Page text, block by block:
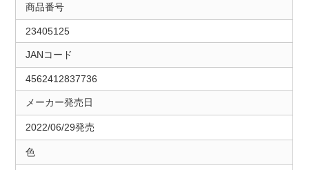
商品番号
23405125
JANコード
4562412837736
メーカー発売日
2022/06/29発売
色